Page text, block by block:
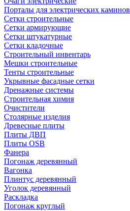
Порталы для электрических каминов
Сетки строительные
Сетки армирующие
Сетки штукатурные
Сетки кладочные
Строительный инвентарь
Мешки строительные
Тенты строительные
Укрывные фасадные сетки
Дренажные системы
Строительная химия
Очистители
Столярные изделия
Древесные плиты
Плиты ДВП
Плиты OSB
Фанера
Погонаж деревянный
Вагонка
Плинтус деревянный
Уголок деревянный
Раскладка
Погонаж круглый